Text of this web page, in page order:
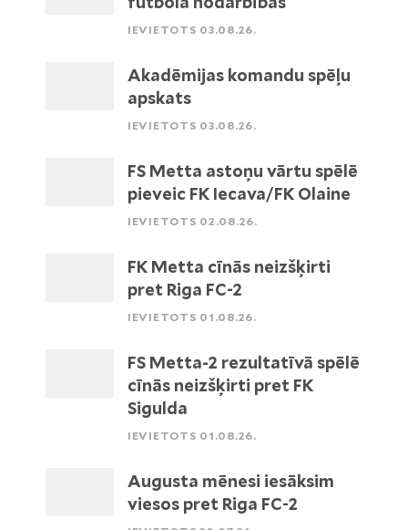
IEVIETOTS 03.08.26.
Akadēmijas komandu spēļu
apskats
IEVIETOTS 03.08.26.
FS Metta astoņu vārtu spēlē
pieveic FK Iecava/FK Olaine
IEVIETOTS 02.08.26.
FK Metta cīnās neizšķirti
pret Riga FC-2
IEVIETOTS 01.08.26.
FS Metta-2 rezultatīvā spēlē
cīnās neizšķirti pret FK
Sigulda
IEVIETOTS 01.08.26.
Augusta mēnesi iesāksim
viesos pret Riga FC-2